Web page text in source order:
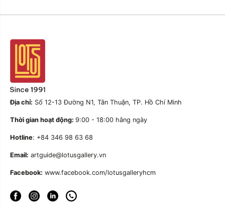
Địa chỉ: Số 12-13 Đường N1, Tân Thuận, TP. Hồ Chí Minh
Thời gian hoạt động: 9:00 - 18:00 hằng ngày
Hotline: +84 346 98 63 68
Email: artguide@lotusgallery.vn
Facebook: www.facebook.com/lotusgalleryhcm